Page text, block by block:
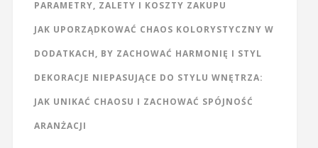
PARAMETRY, ZALETY I KOSZTY ZAKUPU
JAK UPORZĄDKOWAĆ CHAOS KOLORYSTYCZNY W
DODATKACH, BY ZACHOWAĆ HARMONIĘ I STYL
DEKORACJE NIEPASUJĄCE DO STYLU WNĘTRZA:
JAK UNIKAĆ CHAOSU I ZACHOWAĆ SPÓJNOŚĆ
ARANŻACJI